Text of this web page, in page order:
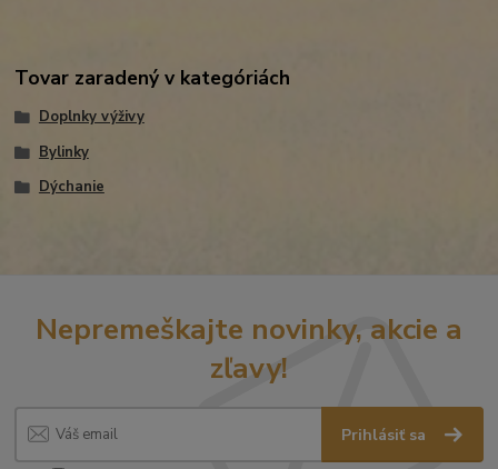
Tovar zaradený v kategóriách
Doplnky výživy
Bylinky
Dýchanie
Nepremeškajte novinky, akcie a
zľavy!
Prihlásiť sa